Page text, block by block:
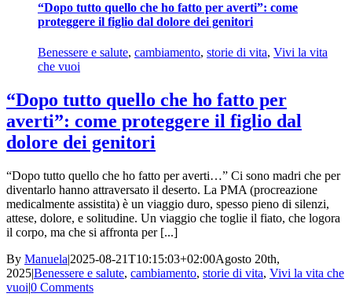
“Dopo tutto quello che ho fatto per averti”: come
proteggere il figlio dal dolore dei genitori
Benessere e salute, cambiamento, storie di vita, Vivi la vita
che vuoi
“Dopo tutto quello che ho fatto per
averti”: come proteggere il figlio dal
dolore dei genitori
“Dopo tutto quello che ho fatto per averti…” Ci sono madri che per
diventarlo hanno attraversato il deserto. La PMA (procreazione
medicalmente assistita) è un viaggio duro, spesso pieno di silenzi,
attese, dolore, e solitudine. Un viaggio che toglie il fiato, che logora
il corpo, ma che si affronta per [...]
By Manuela|2025-08-21T10:15:03+02:00Agosto 20th,
2025|Benessere e salute, cambiamento, storie di vita, Vivi la vita che
vuoi|0 Comments